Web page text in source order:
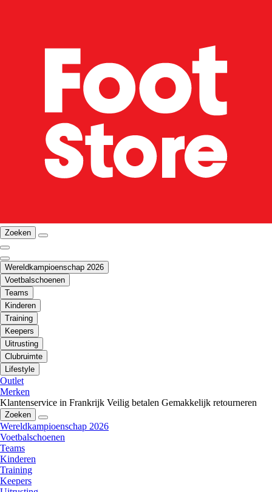
Zoeken
Wereldkampioenschap 2026
Voetbalschoenen
Teams
Kinderen
Training
Keepers
Uitrusting
Clubruimte
Lifestyle
Outlet
Merken
Klantenservice in Frankrijk Veilig betalen Gemakkelijk retourneren
Zoeken
Wereldkampioenschap 2026
Voetbalschoenen
Teams
Kinderen
Training
Keepers